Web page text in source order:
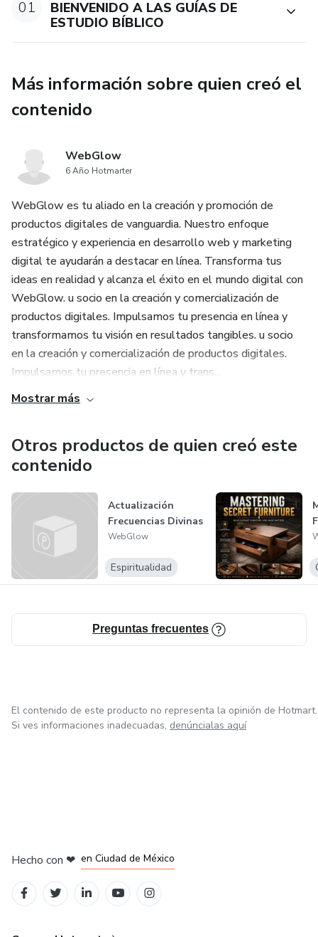
01
BIENVENIDO A LAS GUÍAS DE
ESTUDIO BÍBLICO
Más información sobre quien creó el
contenido
WebGlow
6 Año Hotmarter
WebGlow es tu aliado en la creación y promoción de
productos digitales de vanguardia. Nuestro enfoque
estratégico y experiencia en desarrollo web y marketing
digital te ayudarán a destacar en línea. Transforma tus
ideas en realidad y alcanza el éxito en el mundo digital con
WebGlow. u socio en la creación y comercialización de
productos digitales. Impulsamos tu presencia en línea y
transformamos tu visión en resultados tangibles. u socio
en la creación y comercialización de productos digitales.
Impulsamos tu presencia en línea y trans...
Mostrar más
Otros productos de quien creó este
contenido
Actualización
Frecuencias Divinas
WebGlow
Espiritualidad
Preguntas frecuentes
El contenido de este producto no representa la opinión de Hotmart.
Si ves informaciones inadecuadas, denúncialas aquí
Hecho con ❤ en Ciudad de México